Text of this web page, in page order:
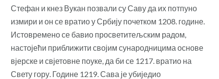
Стефан и кнез Вукан позвали су Саву да их потпуно
измири и он се вратио у Србију почетком 1208. године.
Истовремено се бавио просветитељским радом,
настојећи приближити својим сународницима основе
вјерске и свјетовне поуке, да би се 1217. вратио на
Свету гору. Године 1219. Сава је убиједио